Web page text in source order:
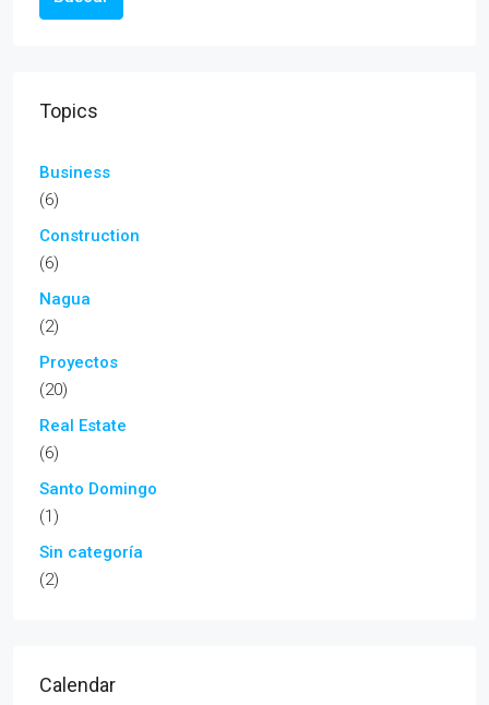
Topics
Business
(6)
Construction
(6)
Nagua
(2)
Proyectos
(20)
Real Estate
(6)
Santo Domingo
(1)
Sin categoría
(2)
Calendar